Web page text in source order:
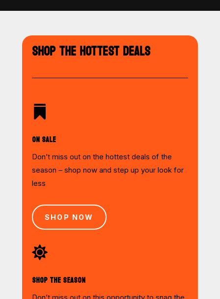
SHOP THE HOTTEST DEALS

ON SALE
Don’t miss out on the hottest deals of the
season – shop now and step up your look for
less
SHOP NOW

SHOP THE SEASON
Don’t miss out on this opportunity to snag the